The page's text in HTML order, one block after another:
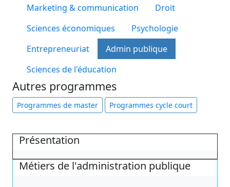
Marketing & communication
Droit
Sciences économiques
Psychologie
Entrepreneuriat
Admin publique
Sciences de l'éducation
Autres programmes
Programmes de master Programmes cycle court
Présentation
Métiers de l'administration publique